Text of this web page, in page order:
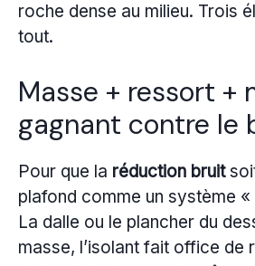
roche dense au milieu. Trois
tout.
Masse + ressort +
gagnant contre le
Pour que la réduction bruit
plafond comme un système
La dalle ou le plancher du
masse, l’isolant fait office de